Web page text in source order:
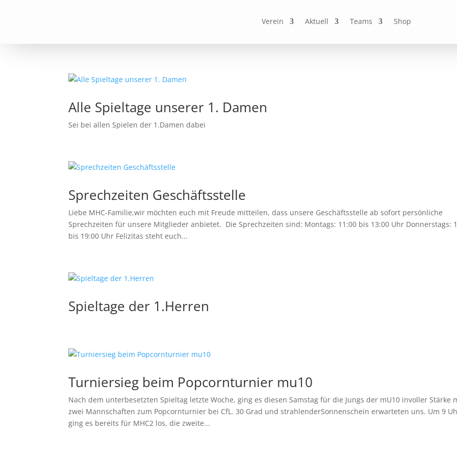
Verein Aktuell Teams Shop
Alle Spieltage unserer 1. Damen
Sei bei allen Spielen der 1.Damen dabei
Sprechzeiten Geschäftsstelle
Liebe MHC-Familie,wir möchten euch mit Freude mitteilen, dass unsere Geschäftsstelle ab sofort persönliche
Sprechzeiten für unsere Mitglieder anbietet. Die Sprechzeiten sind: Montags: 11:00 bis 13:00 Uhr Donnerstags:
bis 19:00 Uhr Felizitas steht euch...
Spieltage der 1.Herren
Turniersieg beim Popcornturnier mu10
Nach dem unterbesetzten Spieltag letzte Woche, ging es diesen Samstag für die Jungs der mU10 involler Stärke
zwei Mannschaften zum Popcornturnier bei CfL. 30 Grad und strahlenderSonnenschein erwarteten uns. Um 9
ging es bereits für MHC2 los, die zweite...